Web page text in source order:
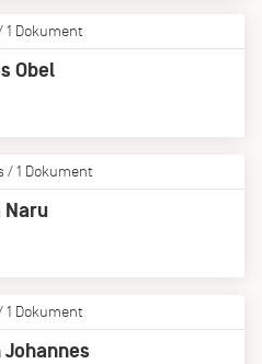
1 Dokument
Obel
/ 1 Dokument
Naru
1 Dokument
Johannes